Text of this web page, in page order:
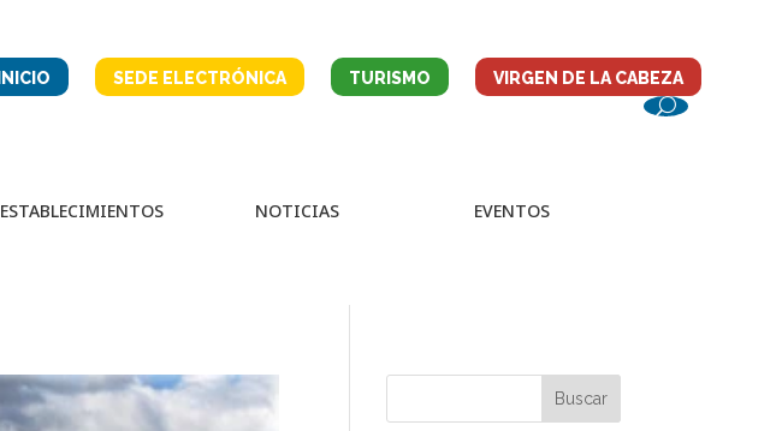
INICIO SEDE ELECTRÓNICA TURISMO VIRGEN DE LA CABEZA
ESTABLECIMIENTOS NOTICIAS EVENTOS
Buscar